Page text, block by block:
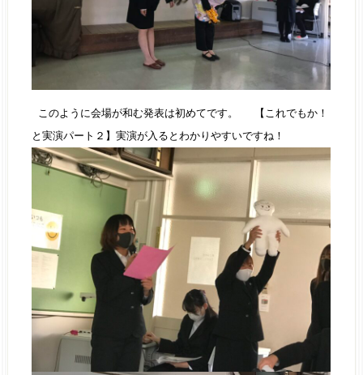
このように会場が和む発表は初めてです。 【これでもか！
と実演パート２】実演が入るとわかりやすいですね！